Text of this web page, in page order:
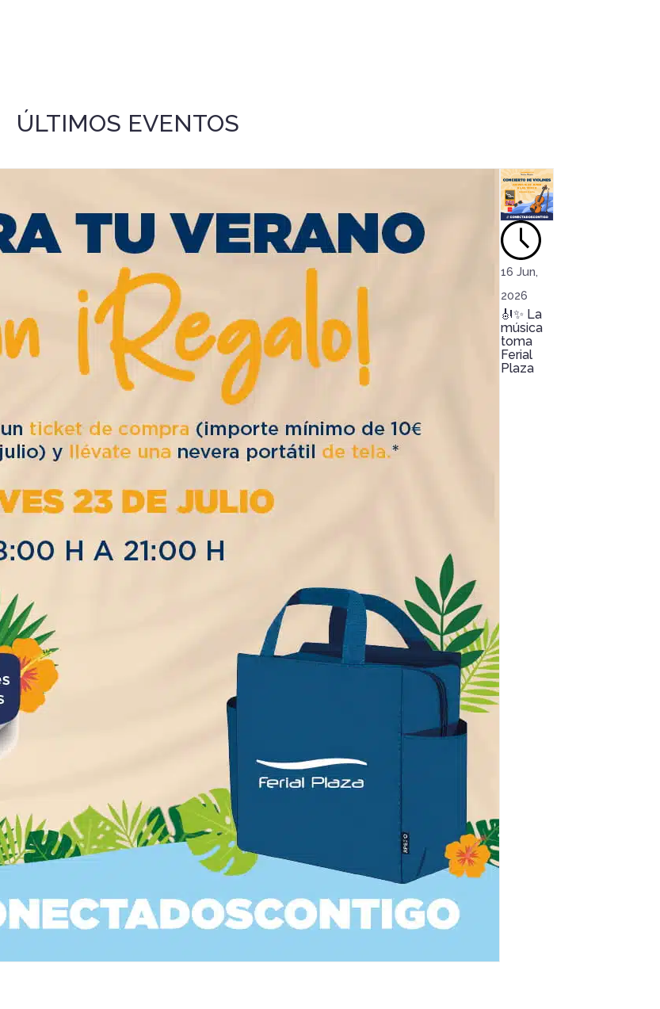
ÚLTIMOS EVENTOS
16 Jun,
2026
🎻✨ La
música
toma
Ferial
Plaza